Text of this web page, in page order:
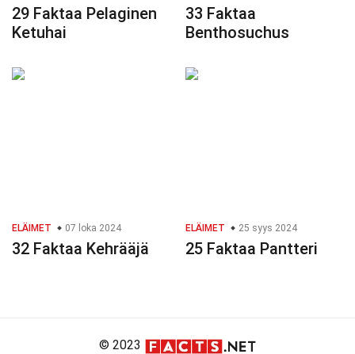
29 Faktaa Pelaginen
Ketuhai
33 Faktaa
Benthosuchus
ELÄIMET 07 loka 2024
32 Faktaa Kehrääjä
ELÄIMET 25 syys 2024
25 Faktaa Pantteri
© 2023